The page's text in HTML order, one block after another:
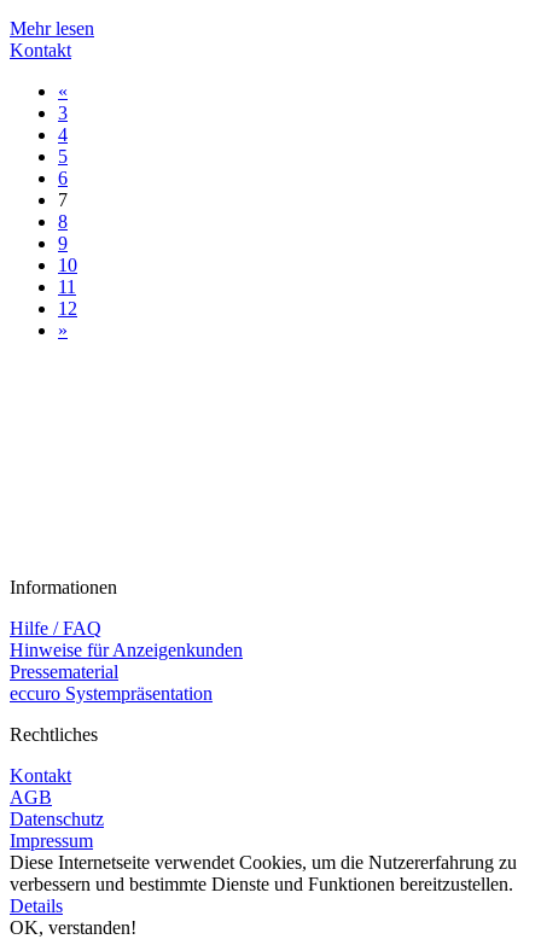
Mehr lesen
Kontakt
«
3
4
5
6
7
8
9
10
11
12
»
Informationen
Hilfe / FAQ
Hinweise für Anzeigenkunden
Pressematerial
eccuro Systempräsentation
Rechtliches
Kontakt
AGB
Datenschutz
Impressum
Diese Internetseite verwendet Cookies, um die Nutzererfahrung zu
verbessern und bestimmte Dienste und Funktionen bereitzustellen.
Details
OK, verstanden!